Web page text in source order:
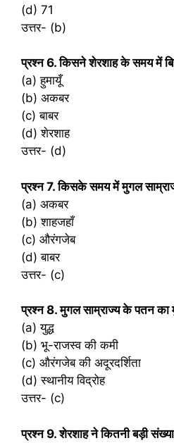
(d) 71
उत्तर- (b)
प्रश्‍न 6. किसने शेरशाह के समय में
(a) हुमायूँ
(b) अकबर
(c) बाबर
(d) शेरशाह
उत्तर- (d)
प्रश्‍न 7. किसके समय में मुगल
(a) अकबर
(b) शाहजहाँ
(c) औरंगजेब
(d) बाबर
उत्तर- (c)
प्रश्‍न 8. मुगल साम्राज्य के पतन का
(a) युद्ध
(b) भू-राजस्व की कमी
(c) औरंगजेब की अदूरदर्शिता
(d) स्थानीय विद्रोह
उत्तर- (c)
प्रश्‍न 9. शेरशाह ने कितनी बड़ी संख्या